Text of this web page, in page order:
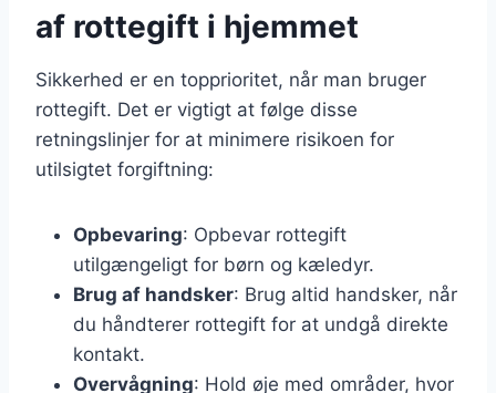
af rottegift i hjemmet
Sikkerhed er en topprioritet, når man bruger
rottegift. Det er vigtigt at følge disse
retningslinjer for at minimere risikoen for
utilsigtet forgiftning:
Opbevaring: Opbevar rottegift
utilgængeligt for børn og kæledyr.
Brug af handsker: Brug altid handsker, når
du håndterer rottegift for at undgå direkte
kontakt.
Overvågning: Hold øje med områder, hvor